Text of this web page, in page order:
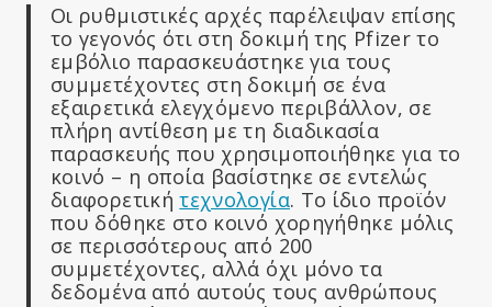
Οι ρυθμιστικές αρχές παρέλειψαν επίσης
το γεγονός ότι στη δοκιμή της Pfizer το
εμβόλιο παρασκευάστηκε για τους
συμμετέχοντες στη δοκιμή σε ένα
εξαιρετικά ελεγχόμενο περιβάλλον, σε
πλήρη αντίθεση με τη διαδικασία
παρασκευής που χρησιμοποιήθηκε για το
κοινό – η οποία βασίστηκε σε εντελώς
διαφορετικήτεχνολογία. Το ίδιο προϊόν
που δόθηκε στο κοινό χορηγήθηκε μόλις
σε περισσότερους από 200
συμμετέχοντες, αλλά όχι μόνο τα
δεδομένα από αυτούς τους ανθρώπους